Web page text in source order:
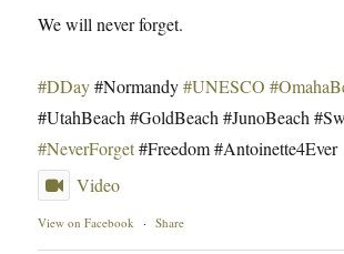
We will never forget.
#DDay#Normandy#UNESCO
#UtahBeach #GoldBeach #JunoBeach
#NeverForget#Freedom #Antoinette4Ever
Video
View on Facebook · Share